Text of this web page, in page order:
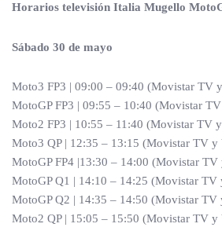
Horarios televisión Italia Mugello
Sábado 30 de mayo
Moto3 FP3 | 09:00 – 09:40 (Movistar TV
MotoGP FP3 | 09:55 – 10:40 (Movistar
Moto2 FP3 | 10:55 – 11:40 (Movistar TV
Moto3 QP | 12:35 – 13:15 (Movistar TV y
MotoGP FP4 |13:30 – 14:00 (Movistar TV
MotoGP Q1 | 14:10 – 14:25 (Movistar TV
MotoGP Q2 | 14:35 – 14:50 (Movistar TV
Moto2 QP | 15:05 – 15:50 (Movistar TV y